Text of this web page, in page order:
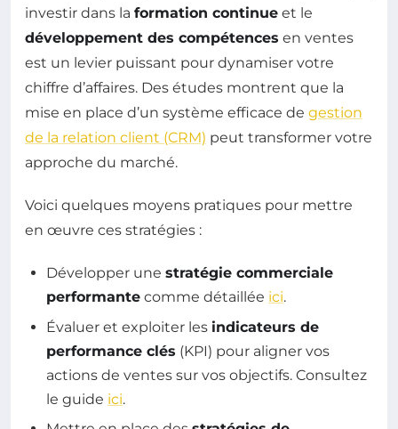
investir dans la formation continue et le
développement des compétences en ventes
est un levier puissant pour dynamiser votre
chiffre d’affaires. Des études montrent que la
mise en place d’un système efficace de gestion
de la relation client (CRM) peut transformer votre
approche du marché.
Voici quelques moyens pratiques pour mettre
en œuvre ces stratégies :
Développer une stratégie commerciale
performante comme détaillée ici.
Évaluer et exploiter les indicateurs de
performance clés (KPI) pour aligner vos
actions de ventes sur vos objectifs. Consultez
le guide ici.